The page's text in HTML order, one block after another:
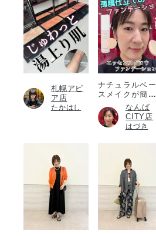
札幌アピ
ア店
たかはし
ナチュラルベー
スメイクが簡単
なんば
CITY店
はづき